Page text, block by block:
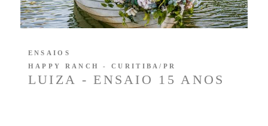
LUIZA - ENSAIO 15 ANOS
ENSAIOS
HAPPY RANCH - CURITIBA/PR